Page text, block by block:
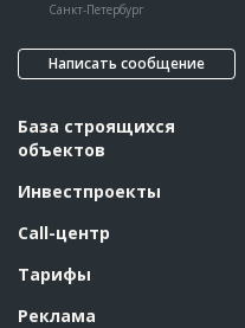
Санкт-Петербург
Написать сообщение
База строящихся
объектов
Инвестпроекты
Call-центр
Тарифы
Реклама